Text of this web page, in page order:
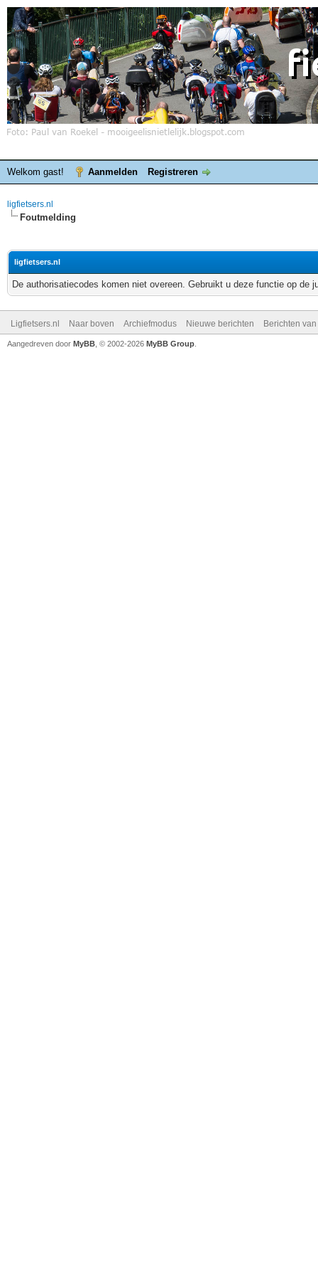
Welkom gast! Aanmelden Registreren
ligfietsers.nl
Foutmelding
ligfietsers.nl
De authorisatiecodes komen niet overeen. Gebruikt u deze functie op de
Ligfietsers.nl Naar boven Archiefmodus Nieuwe berichten Berichten
Aangedreven door MyBB , © 2002-2026 MyBB Group